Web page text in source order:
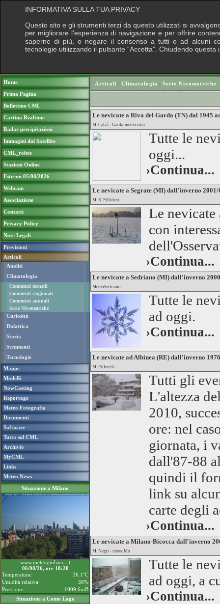
Home
Prima Pagina
Bollettino CML
Cartina Realtime
Radar precipitazioni
Immagini dal Satellite
CML_robot
Stazioni Online
Estremi 05/08/2026
Webcam
Associazione
Contatti
Privacy Policy
Note Legali
Previsioni
Articoli
Analisi
Climatologia
Commenti mensili
Commenti stagionali
Commenti annuali
Serie Nivometriche
Curiosità
Didattica
Storia
Strumenti
Tecnologie
Mappe
Modelli
NowCasting
Reportage
Meteo Fotografia
Documenti
Software
Tutto sul CML
Archivio
MyCML
Links
Meteo News
Situazione a Milano
www.meteogiuliacci.it
06/08/26, ore 18:20
Temperatura:
36.1°C
Umidità relativa:
38%
Pressione:
1009.6mB
Situazione a Como Lago
Articoli› Climatologia › Serie Nivometriche
Le nevicate a Riva del Garda (TN) dal 1945
M. Calzà - Garda-meteo.com
Tutte le
oggi...
›Continua...
Le nevicate a Segrate (MI) dall'inverno 2001/
M. R. Pillitteri
Le
con
›Continua...
Le nevicate a Sedriano (MI) dall'inverno
MeteoSedriano
Tutte le
ad oggi.
›Continua...
Le nevicate ad Albinea (RE) dall'inverno
M. Pifferetti
Tutti gli
L'altezza
2010,
ore: nel
giornata, i
dall'87-88
quindi il
link su
carte degli
›Continua...
Le nevicate a Milano-Bicocca dall'inverno
M. Negri - meteoMo
Tutte le
ad oggi, a
›Continua...
INFORMATIVA SULLA TUA PRIVACY
Questo sito e gli strumenti terzi da questo utilizzati si
per migliorare l'esperienza di navigazione e per offrire
saperne di più, o negare il consenso a tutti o ad alcuni
tecnologie utilizzando il pulsante “Accetta”. Chiudendo